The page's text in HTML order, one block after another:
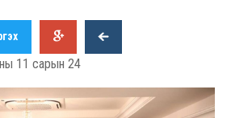
11 сарын 24